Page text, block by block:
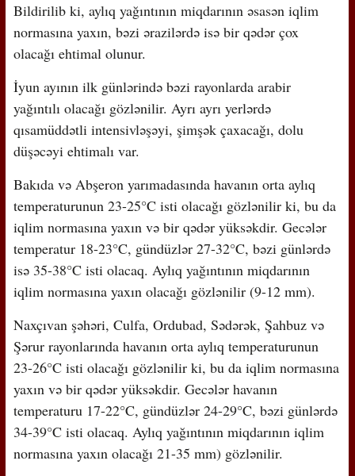
Bildirilib ki, aylıq yağıntının miqdarının əsasən iqlim
normasına yaxın, bəzi ərazilərdə isə bir qədər çox
olacağı ehtimal olunur.
İyun ayının ilk günlərində bəzi rayonlarda arabir
yağıntılı olacağı gözlənilir. Ayrı ayrı yerlərdə
qısamüddətli intensivləşəyi, şimşək çaxacağı, dolu
düşəcəyi ehtimalı var.
Bakıda və Abşeron yarımadasında havanın orta aylıq
temperaturunun 23-25°C isti olacağı gözlənilir ki, bu da
iqlim normasına yaxın və bir qədər yüksəkdir. Gecələr
temperatur 18-23°C, gündüzlər 27-32°C, bəzi günlərdə
isə 35-38°C isti olacaq. Aylıq yağıntının miqdarının
iqlim normasına yaxın olacağı gözlənilir (9-12 mm).
Naxçıvan şəhəri, Culfa, Ordubad, Sədərək, Şahbuz və
Şərur rayonlarında havanın orta aylıq temperaturunun
23-26°C isti olacağı gözlənilir ki, bu da iqlim normasına
yaxın və bir qədər yüksəkdir. Gecələr havanın
temperaturu 17-22°C, gündüzlər 24-29°C, bəzi günlərdə
34-39°C isti olacaq. Aylıq yağıntının miqdarının iqlim
normasına yaxın olacağı 21-35 mm) gözlənilir.